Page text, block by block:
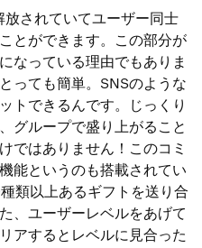
されていてユーザー同士
とができます。この部分が
なっている理由でもありま
っても簡単。SNSのような
トできるんです。じっくり
グループで盛り上がること
ではありません！このコミ
能というのも搭載されてい
類以上あるギフトを送り合
、ユーザーレベルをあげて
アするとレベルに見合った